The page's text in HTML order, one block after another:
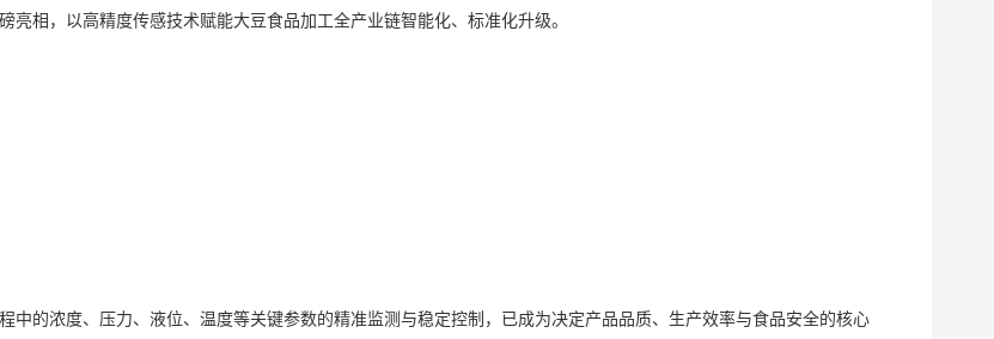
相，以高精度传感技术赋能大豆食品加工全产业链智能化、标准化升级。
中的浓度、压力、液位、温度等关键参数的精准监测与稳定控制，已成为决定产品品质、生产效率与食品安全的核心